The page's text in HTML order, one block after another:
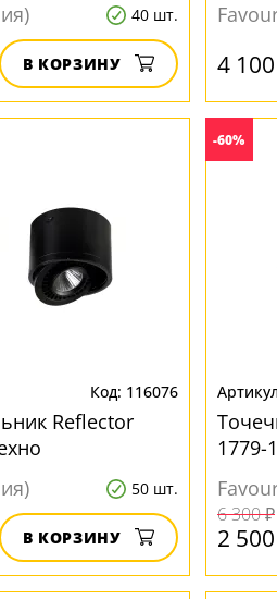
40 шт.
В КОРЗИНУ 4
116076
Reflector
50 шт.
В КОРЗИНУ
-60%
1779-
6 300 ₽
2